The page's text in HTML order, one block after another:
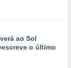
ao Sol
o último